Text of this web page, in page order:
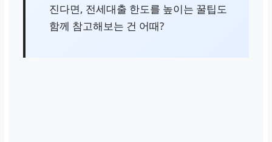
진다면, 전세대출 한도를 높이는 꿀팁도
함께 참고해보는 건 어때?